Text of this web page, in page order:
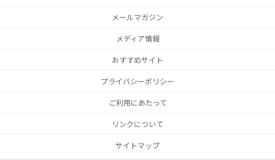
メールマガジン
メディア情報
おすすめサイト
プライバシーポリシー
ご利用にあたって
リンクについて
サイトマップ